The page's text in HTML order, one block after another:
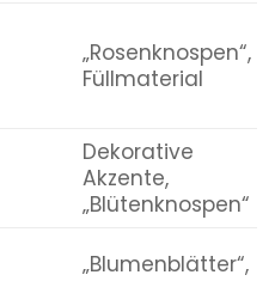
„Rosenknospen“,
Füllmaterial
Dekorative
Akzente,
„Blütenknospen“
„Blumenblätter“,